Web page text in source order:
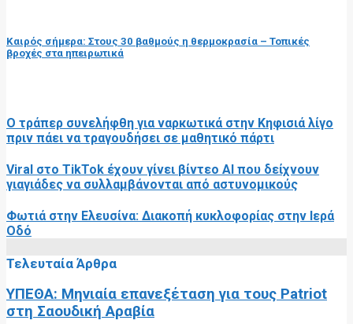
Καιρός σήμερα: Στους 30 βαθμούς η θερμοκρασία – Τοπικές
βροχές στα ηπειρωτικά
Ο τράπερ συνελήφθη για ναρκωτικά στην Κηφισιά λίγο
πριν πάει να τραγουδήσει σε μαθητικό πάρτι
Viral στο TikTok έχουν γίνει βίντεο AI που δείχνουν
γιαγιάδες να συλλαμβάνονται από αστυνομικούς
Φωτιά στην Ελευσίνα: Διακοπή κυκλοφορίας στην Ιερά
Οδό
Τελευταία Άρθρα
ΥΠΕΘΑ: Μηνιαία επανεξέταση για τους Patriot
στη Σαουδική Αραβία